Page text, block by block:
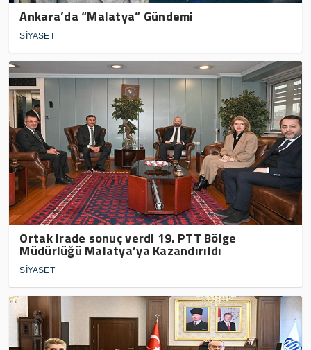
Ankara’da “Malatya” Gündemi
SİYASET
Ortak irade sonuç verdi 19. PTT Bölge
Müdürlüğü Malatya’ya Kazandırıldı
SİYASET